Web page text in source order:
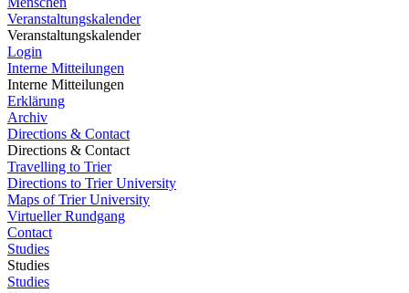
Veranstaltungskalender
Veranstaltungskalender
Login
Interne Mitteilungen
Interne Mitteilungen
Erklärung
Archiv
Directions & Contact
Directions & Contact
Travelling to Trier
Directions to Trier University
Maps of Trier University
Virtueller Rundgang
Contact
Studies
Studies
Studies